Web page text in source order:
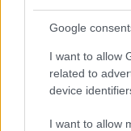
Google
I want to allow
related to
device
I want to allow
Fondos europeos